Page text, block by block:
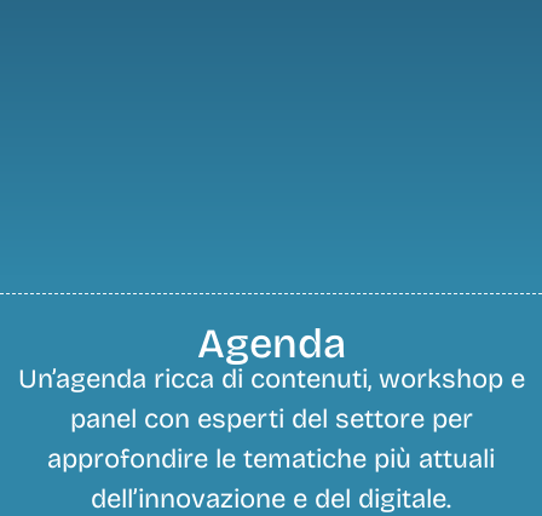
Agenda
Un’agenda ricca di contenuti, workshop e
panel con esperti del settore per
approfondire le tematiche più attuali
dell’innovazione e del digitale.